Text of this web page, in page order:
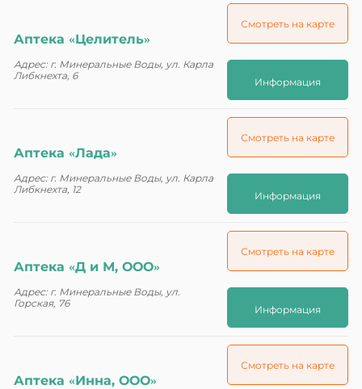
Аптека «Целитель»
Адрес: г. Минеральные Воды, ул. Карла
Либкнехта, 6
Смотреть на карте
Информация
Аптека «Лада»
Адрес: г. Минеральные Воды, ул. Карла
Либкнехта, 12
Смотреть на карте
Информация
Аптека «Д и М, ООО»
Адрес: г. Минеральные Воды, ул.
Горская, 76
Смотреть на карте
Информация
Аптека «Инна, ООО»
Смотреть на карте